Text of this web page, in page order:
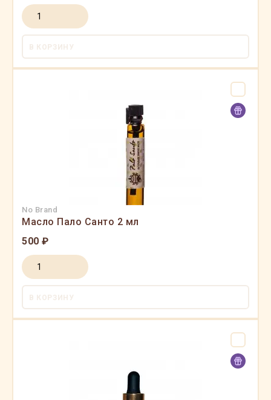
В КОРЗИНУ
No Brand
Масло Пало Санто 2 мл
500 ₽
В КОРЗИНУ